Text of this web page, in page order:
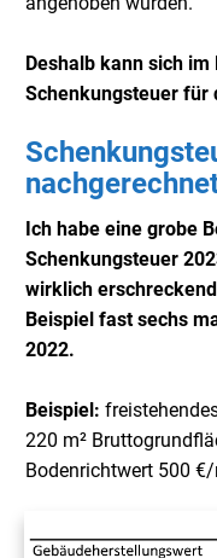
Deshalb kann sich
Schenkungsteuer für
Ich habe eine grobe
Schenkungsteuer
wirklich
Beispiel fast sechs
2022.
Beispiel:
220 m²
Bodenrichtwert 500 €/